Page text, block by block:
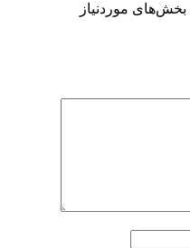
بخش‌های موردنیاز